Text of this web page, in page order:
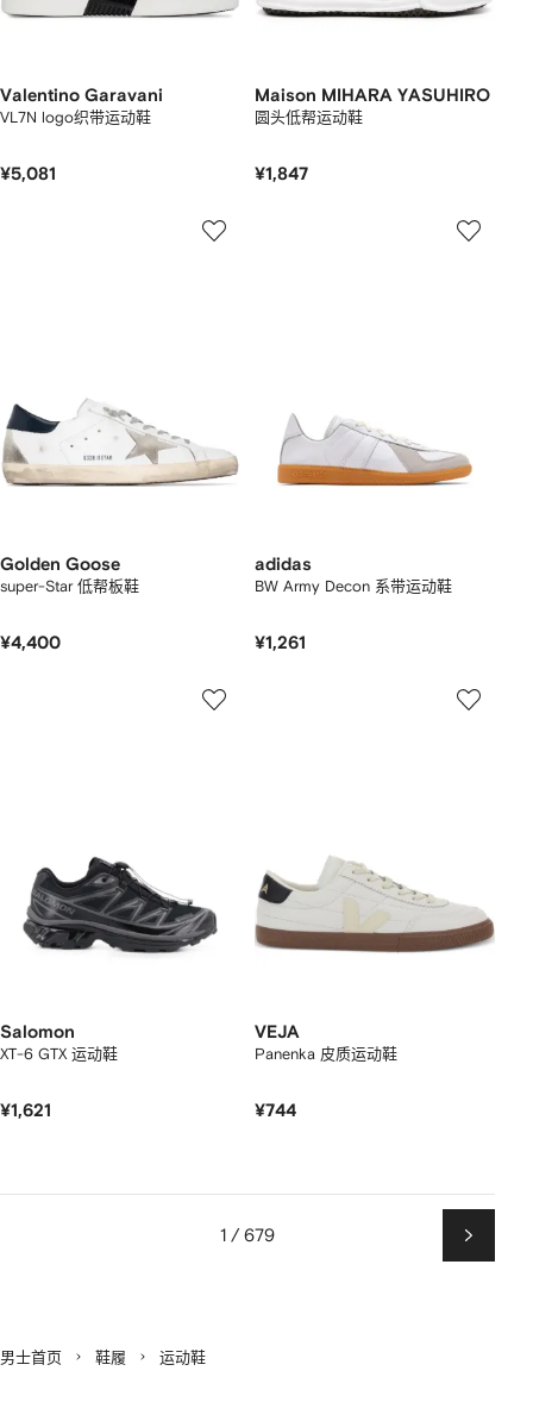
Valentino Garavani
VL7N logo织带运动鞋
¥5,081
Maison MIHARA YASUHIRO
圆头低帮运动鞋
¥1,847
Golden Goose
super-Star 低帮板鞋
¥4,400
adidas
BW Army Decon 系带运动鞋
¥1,261
Salomon
XT-6 GTX 运动鞋
¥1,621
VEJA
Panenka 皮质运动鞋
¥744
1 / 679
下
一
男士首页 鞋履 运动鞋